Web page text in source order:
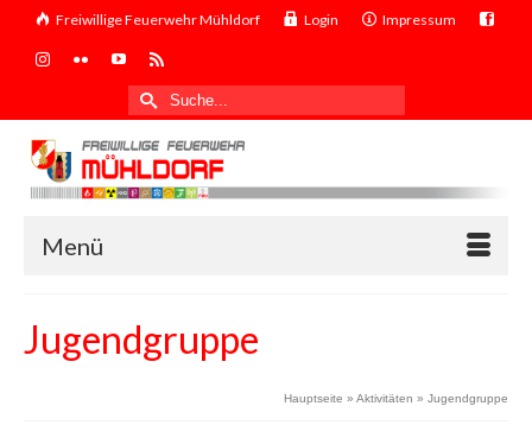
Freiwillige Feuerwehr Mühldorf Login Impressum
Suche
nach:
Menü
Jugendgruppe
Hauptseite » Aktivitäten » Jugendgruppe